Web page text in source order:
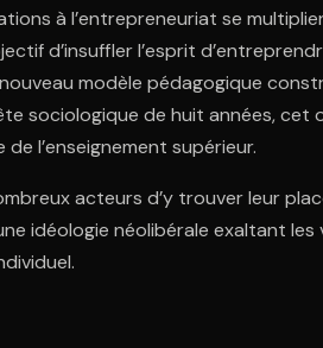
à l’entrepreneuriat se
d’insuffler l’esprit
modèle pédagogique
sociologique de huit années, cet
l’enseignement supérieur.
acteurs d’y trouver leur
idéologie néolibérale exaltant les